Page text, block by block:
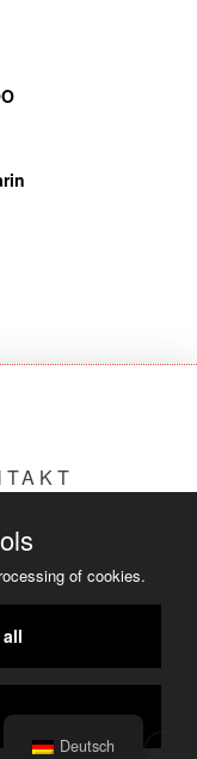
COOKIES
2023
Deutsch
of cookies.